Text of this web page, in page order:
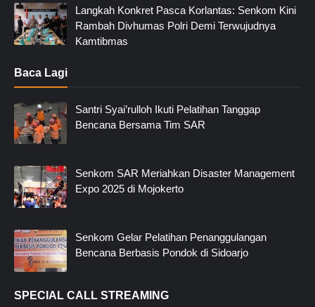
Langkah Konkret Pasca Korlantas: Senkom Kini
Rambah Divhumas Polri Demi Terwujudnya
Kamtibmas
Baca Lagi
Santri Syai’rulloh Ikuti Pelatihan Tanggap
Bencana Bersama Tim SAR
Senkom SAR Meriahkan Disaster Management
Expo 2025 di Mojokerto
Senkom Gelar Pelatihan Penanggulangan
Bencana Berbasis Pondok di Sidoarjo
SPECIAL CALL STREAMING